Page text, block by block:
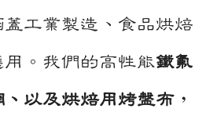
工業製造、食品烘焙
。我們的高性能鐵氟
以及烘焙用烤盤布 ，